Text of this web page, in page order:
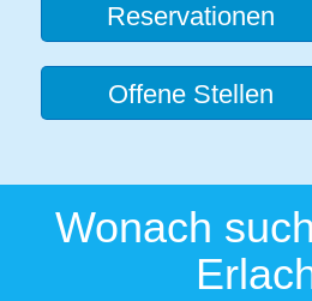
Reservationen
Offene Stellen
Wonach